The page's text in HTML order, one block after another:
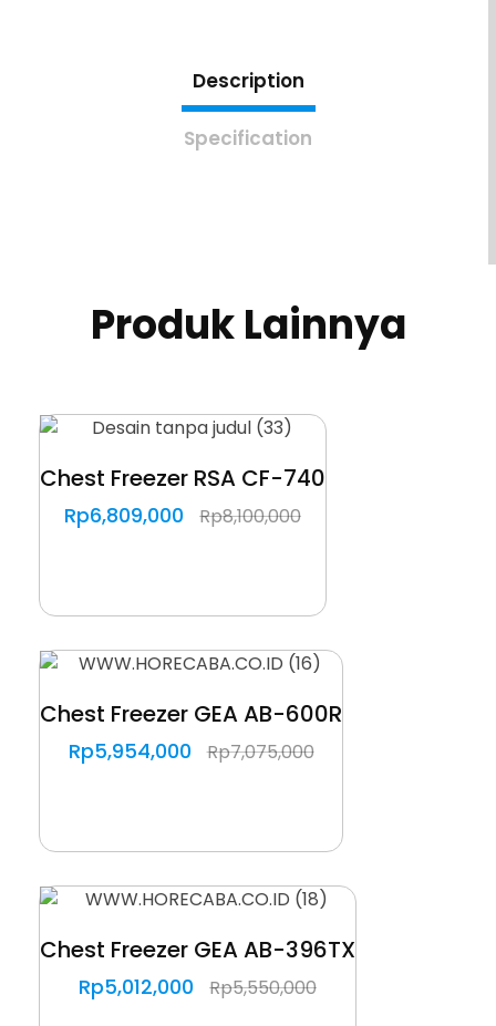
Description
Specification
Produk Lainnya
Chest Freezer RSA CF-740
Rp6,809,000 Rp8,100,000
Chest Freezer GEA AB-600R
Rp5,954,000 Rp7,075,000
Chest Freezer GEA AB-396TX
Rp5,012,000 Rp5,550,000